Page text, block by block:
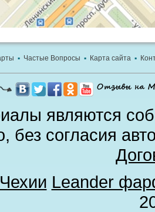
▪ Частые Вопросы ▪ Карта сайта ▪
являются
без согласия
Leander